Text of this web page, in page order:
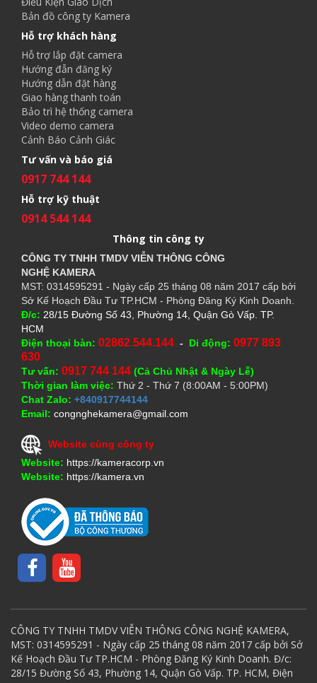
Bản đồ công ty Kamera
Hỗ trợ khách hàng
Hỗ trợ lắp đặt camera
Hướng đẫn đăng ký
Hướng dẫn đặt hàng
Giao hàng thanh toán
Bảo trì hệ thống camera
Video demo camera
Cảnh Báo Cảnh Giác
Tư vấn và báo giá
0917 744 144
Hỗ trợ kỹ thuật
0914 544 144
Thông tin công ty
CÔNG TY TNHH TMDV VIỄN THÔNG CÔNG
NGHỆ KAMERA
MST: 0314595291 - Ngày cấp 25 tháng 08 năm 2017 cấp bởi
Sở Kế Hoạch Đầu Tư TP.HCM - Phòng Đăng Ký Kinh Doanh.
Đ/c: 28/15 Đường Số 43, Phường 14, Quận Gò Vấp. TP.
HCM
Điện thoại bàn: 02862.544.144 - Di động: 0977 893
630
Tư vấn: 0917 744 144 (Cả Chủ Nhật & Ngày Lễ)
Thời gian làm việc: Thứ 2 - Thứ 7 (8:00AM - 5:00PM)
Chat Zalo: +840917744144
Email: congnghekamera@gmail.com
Website cùng công ty
Website: https://kameracorp.vn
Website: https://kamera.vn
CÔNG TY TNHH TMDV VIỄN THÔNG CÔNG NGHỆ KAMERA,
MST: 0314595291 - Ngày cấp 25 tháng 08 năm 2017 cấp bởi Sở
Kế Hoạch Đầu Tư TP.HCM - Phòng Đăng Ký Kinh Doanh. Đ/c:
28/15 Đường Số 43, Phường 14, Quận Gò Vấp. TP. HCM, Điện